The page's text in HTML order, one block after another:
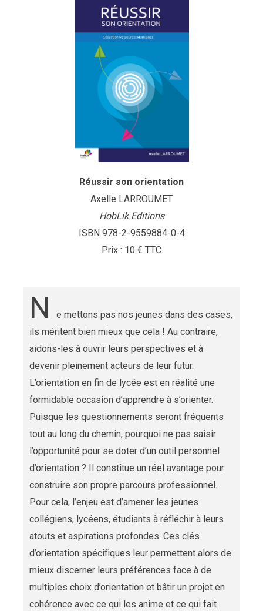
Réussir son orientation
Axelle LARROUMET
HobLik Editions
ISBN 978-2-9559884-0-4
Prix : 10 € TTC
N
e mettons pas nos jeunes dans des cases,
ils méritent bien mieux que cela ! Au contraire,
aidons-les à ouvrir leurs perspectives et à
devenir pleinement acteurs de leur futur.
L’orientation en fin de lycée est en réalité une
formidable occasion d’apprendre à s’orienter.
Puisque les questionnements seront fréquents
tout au long du chemin, pourquoi ne pas saisir
l’opportunité pour se doter d’un outil personnel
d’orientation ? Il constitue un réel avantage pour
construire son propre parcours professionnel.
Pour cela, l’enjeu est d’amener les jeunes
collégiens, lycéens, étudiants à réfléchir à leurs
atouts et aspirations profondes. Ces clés
d’orientation spécifiques leur permettent alors de
mieux discerner leurs préférences face à de
multiples choix d’orientation et bâtir un projet en
cohérence avec ce qui les anime et ce qui fait